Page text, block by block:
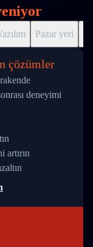
Pazar yeri
çözümler
deneyimi
artırın